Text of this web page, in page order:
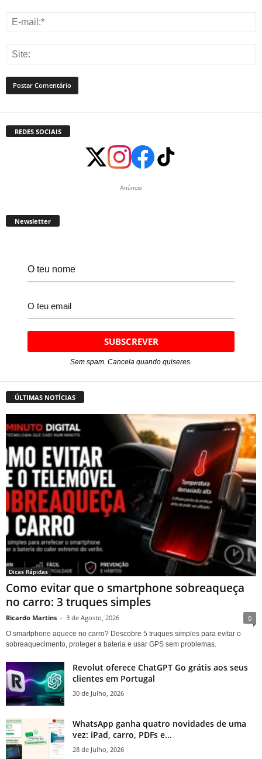
REDES SOCIAIS
Anúncio
Newsletter
Sem spam. Cancela quando quiseres.
ÚLTIMAS NOTÍCIAS
Dicas Rápidas
Como evitar que o smartphone sobreaqueça
no carro: 3 truques simples
Ricardo Martins - 3 de Agosto, 2026 0
O smartphone aquece no carro? Descobre 5 truques simples para evitar o
sobreaquecimento, proteger a bateria e usar GPS sem problemas.
Revolut oferece ChatGPT Go grátis aos seus
clientes em Portugal
30 de Julho, 2026
WhatsApp ganha quatro novidades de uma
vez: iPad, carro, PDFs e...
28 de Julho, 2026